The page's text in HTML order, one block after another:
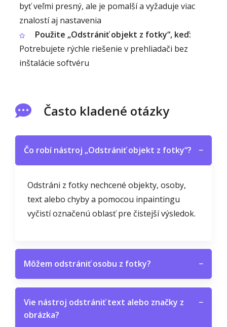
byť veľmi presný, ale je pomalší a vyžaduje viac
znalostí aj nastavenia
Použite „Odstrániť objekt z fotky“, keď:
Potrebujete rýchle riešenie v prehliadači bez
inštalácie softvéru
Často kladené otázky
Čo robí nástroj „Odstrániť objekt z fotky“? −
Odstráni z fotky nechcené objekty, osoby,
text alebo chyby a pomocou inpaintingu
vyčistí označenú oblasť pre čistejší výsledok.
Môžem odstrániť osobu z fotky? −
Vie nástroj odstrániť text alebo značky z
obrázka?
−